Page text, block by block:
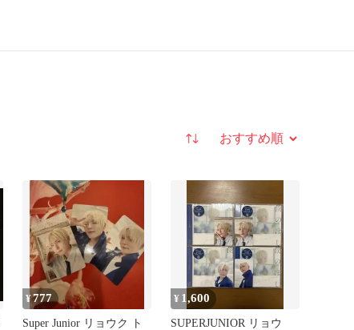
並び替え
¥777
Super Junior リョウク ト
¥ 1,600
SUPERJUNIOR リョウ